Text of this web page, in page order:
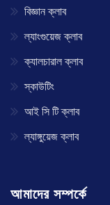
বিজ্ঞান ক্লাব
ল্যাংগুয়েজ ক্লাব
ক্যালচারাল ক্লাব
স্কাউটিং
আই সি টি ক্লাব
ল্যাঙ্গুয়েজ ক্লাব
আমাদের সম্পর্কে